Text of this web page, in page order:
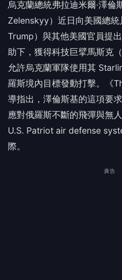
烏克蘭總統弗拉迪米爾·澤倫
Zelenskyy）近日向美國總
Trump）與其他美國官員提
助下，獲得科技巨擘馬斯克
允許烏克蘭軍隊使用其
羅斯境內目標發動打擊。《
導指出，澤倫斯基的這項要
應對俄羅斯不斷的飛彈與無
U.S. Patriot air defense
際。
廣告